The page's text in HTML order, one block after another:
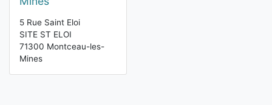
5 Rue Saint Eloi
SITE ST ELOI
71300 Montceau-les-
Mines